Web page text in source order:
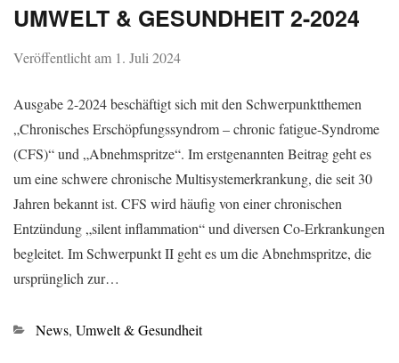
UMWELT & GESUNDHEIT 2-2024
Veröffentlicht am 1. Juli 2024
Ausgabe 2-2024 beschäftigt sich mit den Schwerpunktthemen
„Chronisches Erschöpfungssyndrom – chronic fatigue-Syndrome
(CFS)“ und „Abnehmspritze“. Im erstgenannten Beitrag geht es
um eine schwere chronische Multisystemerkrankung, die seit 30
Jahren bekannt ist. CFS wird häufig von einer chronischen
Entzündung „silent inflammation“ und diversen Co-Erkrankungen
begleitet. Im Schwerpunkt II geht es um die Abnehmspritze, die
ursprünglich zur…
Kategorien
News, Umwelt & Gesundheit